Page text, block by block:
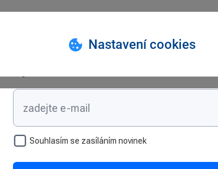
Souhlasím se zasíláním novinek